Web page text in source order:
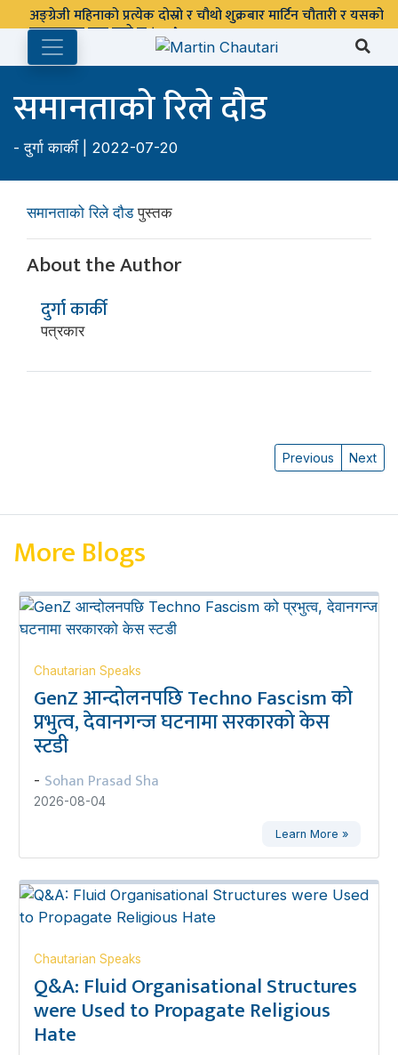
अङ्ग्रेजी महिनाको प्रत्येक दोस्रो र चौथो शुक्रबार मार्टिन चौतारी र यसको
पुस्तकालय बन्द रहने छ ।
समानताको रिले दौड
-दुर्गा कार्की | 2022-07-20
समानताको रिले दौडपुस्तक
About the Author
दुर्गा कार्की
पत्रकार
Previous Next
More Blogs
Chautarian Speaks
GenZ आन्दोलनपछि Techno Fascism को
प्रभुत्व, देवानगन्ज घटनामा सरकारको केस
स्टडी
- Sohan Prasad Sha
2026-08-04
Learn More »
Chautarian Speaks
Q&A: Fluid Organisational Structures
were Used to Propagate Religious
Hate